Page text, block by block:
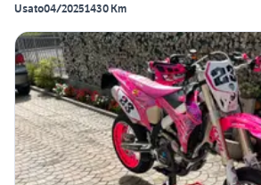
Usato04/20251430 Km